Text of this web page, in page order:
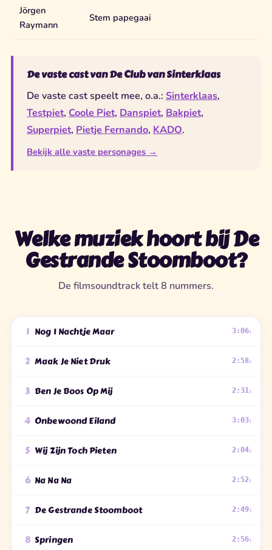
Jörgen
Raymann
Stem papegaai
De vaste cast van De Club van Sinterklaas
De vaste cast speelt mee, o.a.: Sinterklaas,
Testpiet, Coole Piet, Danspiet, Bakpiet,
Superpiet, Pietje Fernando, KADO.
Bekijk alle vaste personages →
Welke muziek hoort bij De
Gestrande Stoomboot?
De filmsoundtrack telt 8 nummers.
1 Nog 1 Nachtje Maar 3:06›
2 Maak Je Niet Druk 2:58›
3 Ben Je Boos Op Mij 2:31›
4 Onbewoond Eiland 3:03›
5 Wij Zijn Toch Pieten 2:04›
6 Na Na Na 2:52›
7 De Gestrande Stoomboot 2:49›
8 Springen 2:56›